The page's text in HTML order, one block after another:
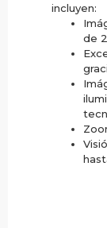
incluyen:
de